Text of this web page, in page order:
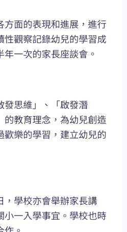
方面的表現和進展，進行
性觀察記錄幼兒的學習成
一次的家長座談會。
發思維」、「啟發潛
的教育理念，為幼兒創造
樂的學習，建立幼兒的
，學校亦會舉辦家長講
小一入學事宜。學校也時